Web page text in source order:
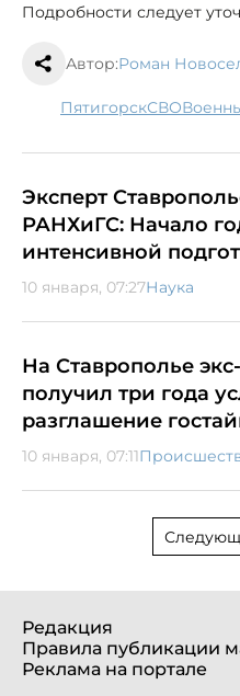
Подробности следует
Автор:Роман
Пятигорск СВО
Эксперт
РАНХиГС: Начало
интенсивной
10 января, 07:27Наука
На Ставрополье
получил три года
разглашение
10 января, 07:11
Редакция
Правила публикации
Реклама на портале